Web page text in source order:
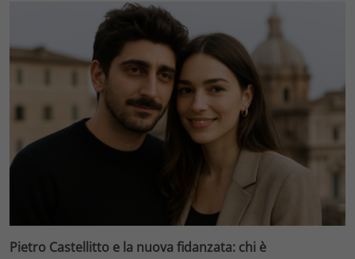
Pietro Castellitto e la nuova fidanzata: chi è